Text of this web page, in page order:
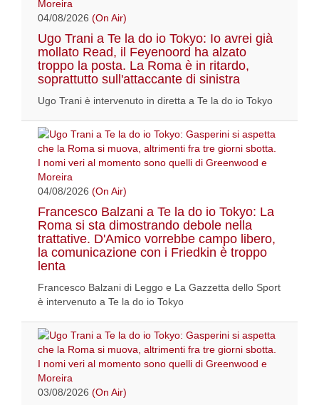
04/08/2026 (On Air)
Ugo Trani a Te la do io Tokyo: Io avrei già
mollato Read, il Feyenoord ha alzato
troppo la posta. La Roma è in ritardo,
soprattutto sull'attaccante di sinistra
Ugo Trani è intervenuto in diretta a Te la do io Tokyo
04/08/2026 (On Air)
Francesco Balzani a Te la do io Tokyo: La
Roma si sta dimostrando debole nella
trattative. D'Amico vorrebbe campo libero,
la comunicazione con i Friedkin è troppo
lenta
Francesco Balzani di Leggo e La Gazzetta dello Sport
è intervenuto a Te la do io Tokyo
03/08/2026 (On Air)